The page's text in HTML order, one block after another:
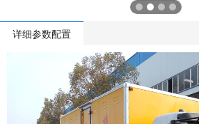
详细参数配置